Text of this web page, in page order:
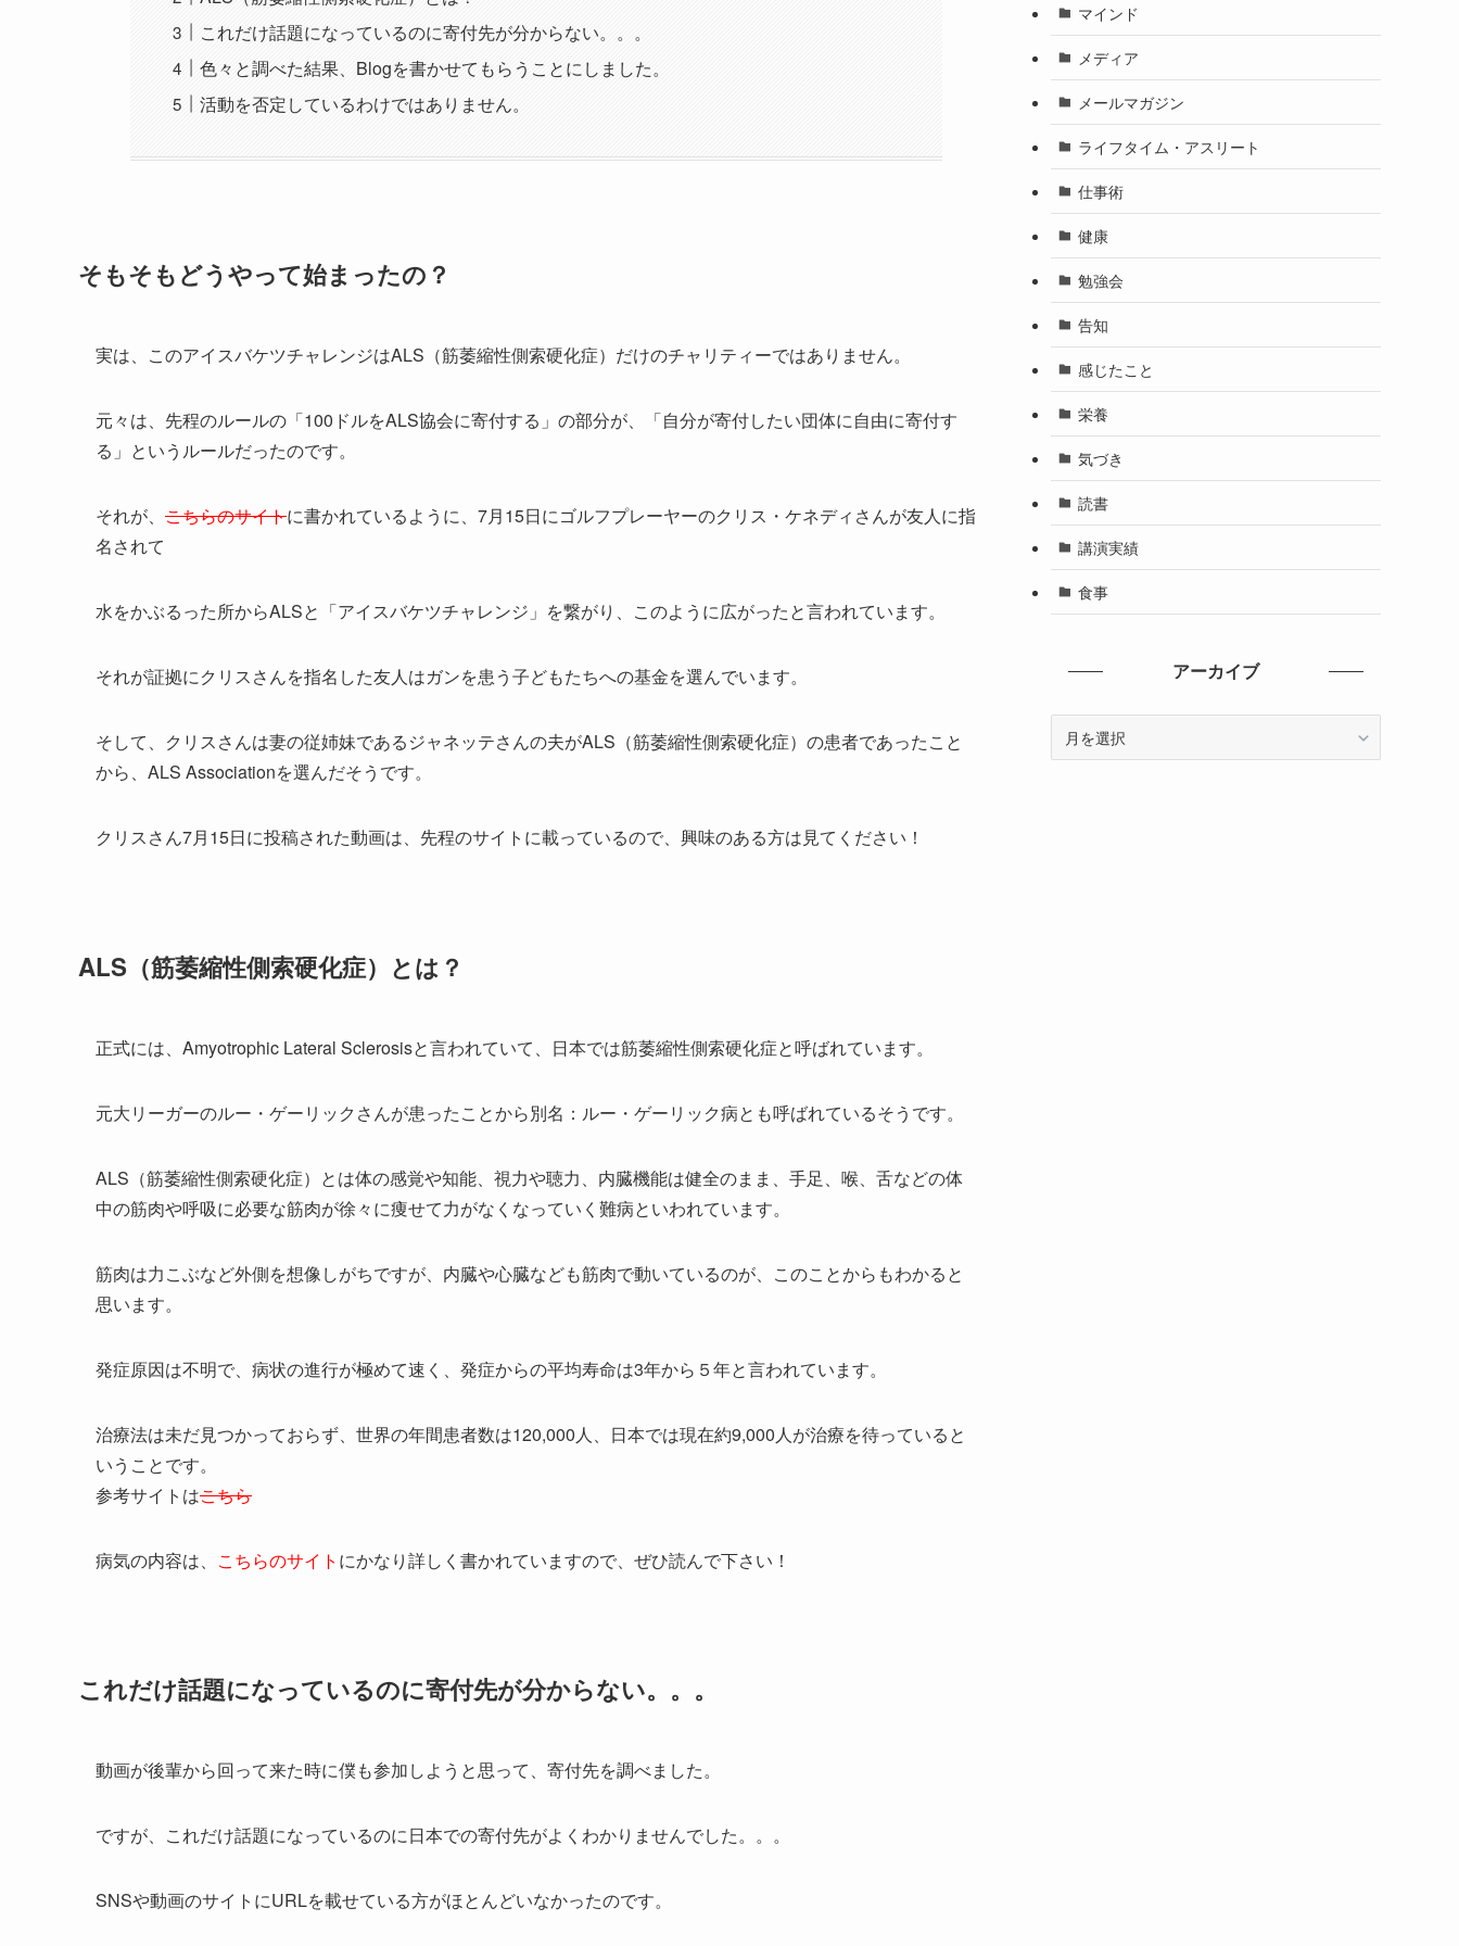
これだけ話題になっているのに寄付先が分からない。。。
色々と調べた結果、Blogを書かせてもらうことにしました。
活動を否定しているわけではありません。
そもそもどうやって始まったの？
実は、このアイスバケツチャレンジはALS（筋萎縮性側索硬化症）だけのチャリティーではありません。
元々は、先程のルールの「100ドルをALS協会に寄付する」の部分が、「自分が寄付したい団体に自由に寄付す
る」というルールだったのです。
それが、 こちらのサイトに書かれているように、7月15日にゴルフプレーヤーのクリス・ケネディさんが友人に指
名されて
水をかぶるった所からALSと「アイスバケツチャレンジ」を繋がり、このように広がったと言われています。
それが証拠にクリスさんを指名した友人はガンを患う子どもたちへの基金を選んでいます。
そして、クリスさんは妻の従姉妹であるジャネッテさんの夫がALS（筋萎縮性側索硬化症）の患者であったこと
から、ALS Associationを選んだそうです。
クリスさん7月15日に投稿された動画は、先程のサイトに載っているので、興味のある方は見てください！
ALS（筋萎縮性側索硬化症）とは？
正式には、Amyotrophic Lateral Sclerosisと言われていて、日本では筋萎縮性側索硬化症と呼ばれています。
元大リーガーのルー・ゲーリックさんが患ったことから別名：ルー・ゲーリック病とも呼ばれているそうです。
ALS（筋萎縮性側索硬化症）とは体の感覚や知能、視力や聴力、内臓機能は健全のまま、手足、喉、舌などの体
中の筋肉や呼吸に必要な筋肉が徐々に痩せて力がなくなっていく難病といわれています。
筋肉は力こぶなど外側を想像しがちですが、内臓や心臓なども筋肉で動いているのが、このことからもわかると
思います。
発症原因は不明で、病状の進行が極めて速く、発症からの平均寿命は3年から５年と言われています。
治療法は未だ見つかっておらず、世界の年間患者数は120,000人、日本では現在約9,000人が治療を待っていると
いうことです。
参考サイトはこちら
病気の内容は、 こちらのサイト にかなり詳しく書かれていますので、ぜひ読んで下さい！
これだけ話題になっているのに寄付先が分からない。。。
動画が後輩から回って来た時に僕も参加しようと思って、寄付先を調べました。
ですが、これだけ話題になっているのに日本での寄付先がよくわかりませんでした。。。
SNSや動画のサイトにURLを載せている方がほとんどいなかったのです。
マインド
メディア
メールマガジン
ライフタイム・アスリート
仕事術
健康
勉強会
告知
感じたこと
栄養
気づき
読書
講演実績
食事
アーカイブ